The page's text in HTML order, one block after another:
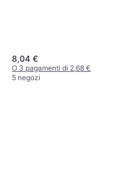
8,04 €
O 3 pagamenti di 2,68 €
5 negozi